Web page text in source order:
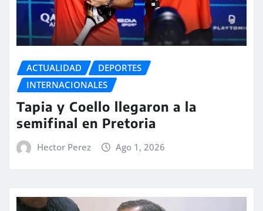
ACTUALIDAD
DEPORTES
INTERNACIONALES
Tapia y Coello llegaron a la
semifinal en Pretoria
Hector Perez Ago 1, 2026